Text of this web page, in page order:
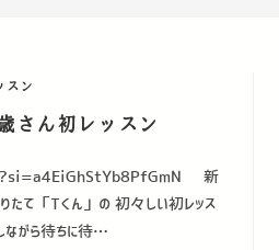
スン
さん初レッスン
新
たて「Tくん」の 初々しい初レッス
ながら待ちに待…